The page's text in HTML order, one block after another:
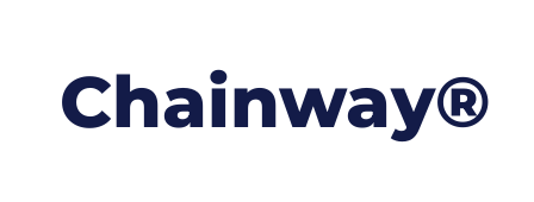
Chainway®